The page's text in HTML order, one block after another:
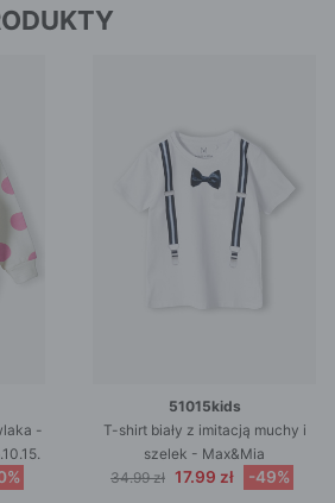
-
51015kids
T-shirt biały z imitacją muchy i
szelek - Max&Mia
34.99 zł 17.99 zł -49%